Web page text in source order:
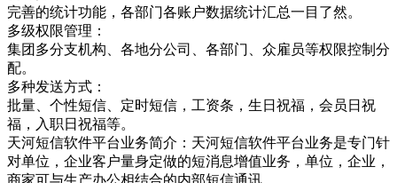
完善的统计功能，各部门各账户数据统计汇总一目了然。
多级权限管理：
集团多分支机构、各地分公司、各部门、众雇员等权限控制分
配。
多种发送方式：
批量、个性短信、定时短信，工资条，生日祝福，会员日祝
福，入职日祝福等。
天河短信软件平台业务简介：天河短信软件平台业务是专门针
对单位，企业客户量身定做的短消息增值业务，单位，企业，
商家可与生产办公相结合的内部短信通讯，